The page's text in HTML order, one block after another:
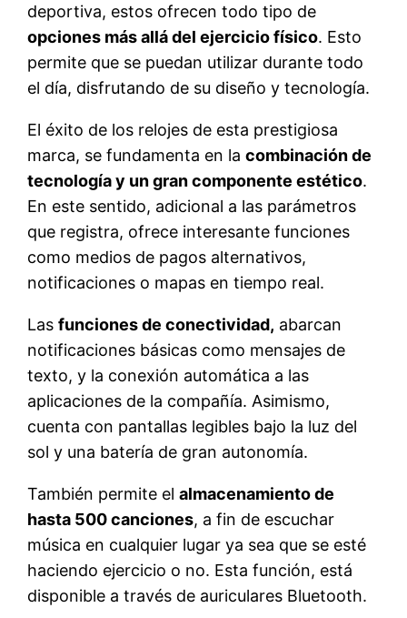
deportiva, estos ofrecen todo tipo de
opciones más allá del ejercicio físico. Esto
permite que se puedan utilizar durante todo
el día, disfrutando de su diseño y tecnología.
El éxito de los relojes de esta prestigiosa
marca, se fundamenta en lacombinación de
tecnología y un gran componente estético.
En este sentido, adicional a las parámetros
que registra, ofrece interesante funciones
como medios de pagos alternativos,
notificaciones o mapas en tiempo real.
Lasfunciones de conectividad, abarcan
notificaciones básicas como mensajes de
texto, y la conexión automática a las
aplicaciones de la compañía. Asimismo,
cuenta con pantallas legibles bajo la luz del
sol y una batería de gran autonomía.
También permite elalmacenamiento de
hasta 500 canciones, a fin de escuchar
música en cualquier lugar ya sea que se esté
haciendo ejercicio o no. Esta función, está
disponible a través de auriculares Bluetooth.